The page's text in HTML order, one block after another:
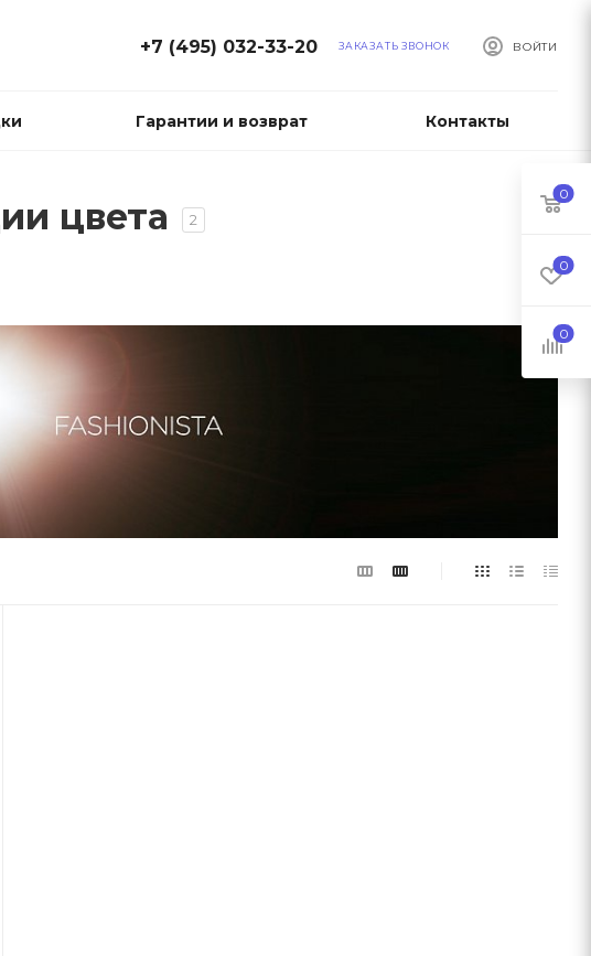
ВОЙТИ
+7 (495) 032-33-20 ЗАКАЗАТЬ ЗВОНОК
Гарантии и возврат Контакты
цвета 2
0
0
0